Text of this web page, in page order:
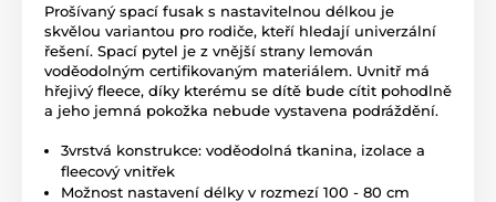
Prošívaný spací fusak s nastavitelnou délkou je
skvělou variantou pro rodiče, kteří hledají univerzální
řešení. Spací pytel je z vnější strany lemován
voděodolným certifikovaným materiálem. Uvnitř má
hřejivý fleece, díky kterému se dítě bude cítit pohodlně
a jeho jemná pokožka nebude vystavena podráždění.
3vrstvá konstrukce: voděodolná tkanina, izolace a
fleecový vnitřek
Možnost nastavení délky v rozmezí 100 - 80 cm